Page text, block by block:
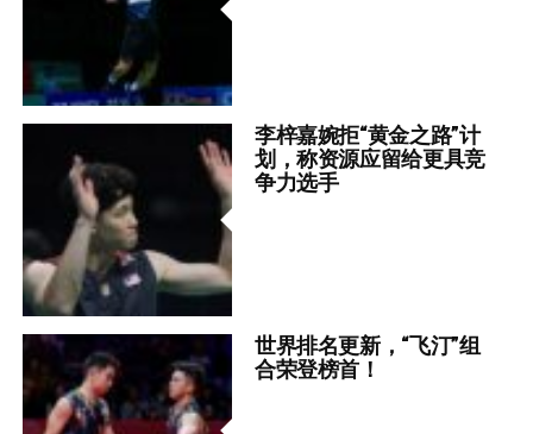
李梓嘉婉拒“黄金之路”计
划，称资源应留给更具竞
争力选手
世界排名更新，“飞汀”组
合荣登榜首！